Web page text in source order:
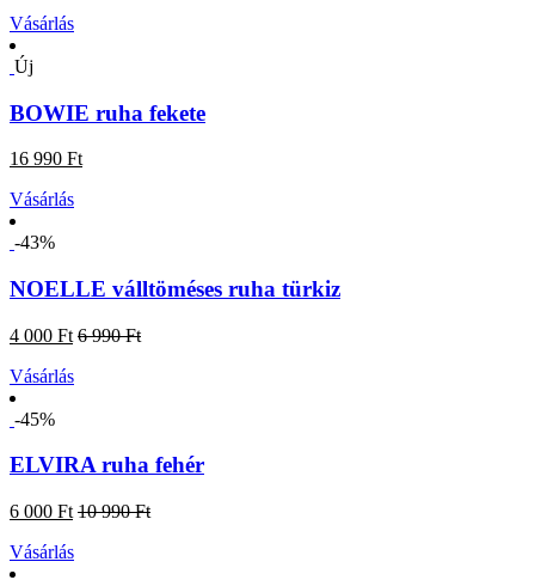
Vásárlás
Új
BOWIE ruha fekete
16 990 Ft
Vásárlás
-43%
NOELLE válltöméses ruha türkiz
4 000 Ft 6 990 Ft
Vásárlás
-45%
ELVIRA ruha fehér
6 000 Ft 10 990 Ft
Vásárlás